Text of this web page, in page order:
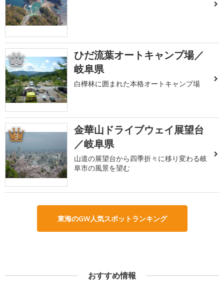
2
ひだ流葉オートキャンプ場／
岐阜県
白樺林に囲まれた本格オートキャンプ場
3
金華山ドライブウェイ展望台
／岐阜県
山道の展望台から四季折々に移り変わる岐
阜市の風景を望む
東海のGW人気スポットランキング
おすすめ情報